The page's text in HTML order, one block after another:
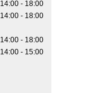
14:00 - 18:00
14:00 - 18:00
14:00 - 18:00
14:00 - 15:00